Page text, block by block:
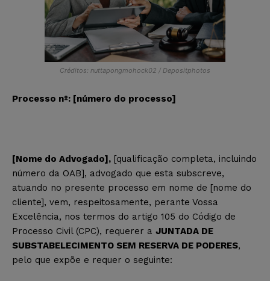
Créditos: nuttapongmohock02 / Depositphotos
Processo nº: [número do processo]
[Nome do Advogado], [qualificação completa, incluindo
número da OAB], advogado que esta subscreve,
atuando no presente processo em nome de [nome do
cliente], vem, respeitosamente, perante Vossa
Excelência, nos termos do artigo 105 do Código de
Processo Civil (CPC), requerer a JUNTADA DE
SUBSTABELECIMENTO SEM RESERVA DE PODERES,
pelo que expõe e requer o seguinte: